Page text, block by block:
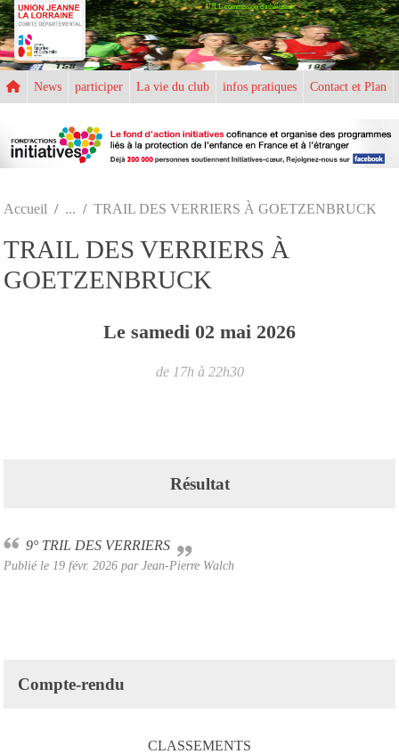
UJLL commission d'athlétisme
News participer La vie du club infos pratiques Contact et Plan
Accueil TRAIL DES VERRIERS À GOETZENBRUCK
TRAIL DES VERRIERS À
GOETZENBRUCK
Le samedi 02 mai 2026
de 17h à 22h30
Résultat
9° TRIL DES VERRIERS
Publié le 19 févr. 2026 parJean-Pierre Walch
Compte-rendu
CLASSEMENTS
Panneau de gestion des cookies